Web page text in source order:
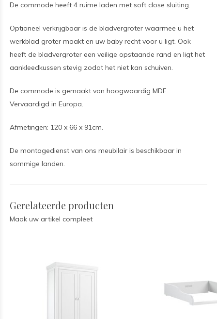
De commode heeft 4 ruime laden met soft close sluiting.
Optioneel verkrijgbaar is de bladvergroter waarmee u het
werkblad groter maakt en uw baby recht voor u ligt. Ook
heeft de bladvergroter een veilige opstaande rand en ligt het
aankleedkussen stevig zodat het niet kan schuiven.
De commode is gemaakt van hoogwaardig MDF.
Vervaardigd in Europa.
Afmetingen: 120 x 66 x 91cm.
De montagedienst van ons meubilair is beschikbaar in
sommige landen.
Gerelateerde producten
Maak uw artikel compleet